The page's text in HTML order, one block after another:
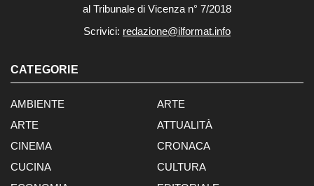
al Tribunale di Vicenza n° 7/2018
Scrivici: redazione@ilformat.info
CATEGORIE
AMBIENTE
ARTE
ARTE
ATTUALITÀ
CINEMA
CRONACA
CUCINA
CULTURA